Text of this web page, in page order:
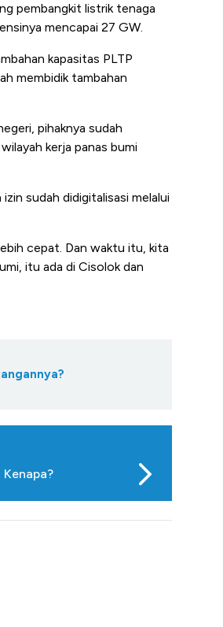
pembangkit listrik tenaga
mencapai 27 GW.
kapasitas PLTP
membidik tambahan
pihaknya sudah
kerja panas bumi
sudah didigitalisasi melalui
cepat. Dan waktu itu, kita
itu ada di Cisolok dan